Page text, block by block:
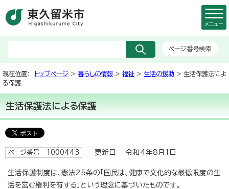
ページ番号検索
メニュー
現在位置： トップページ > 暮らしの情報 > 福祉 > 生活の援助 > 生活保護法によ
る保護
生活保護法による保護
ページ番号 1000443 更新日 令和4年8月1日
生活保護制度は、憲法25条の「国民は、健康で文化的な最低限度の生
活を営む権利を有する」という理念に基づいたものです。